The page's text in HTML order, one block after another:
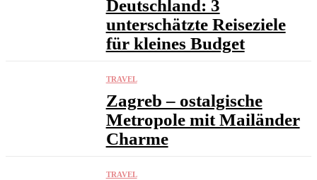
Deutschland: 3
unterschätzte Reiseziele
für kleines Budget
TRAVEL
Zagreb – ostalgische
Metropole mit Mailänder
Charme
TRAVEL